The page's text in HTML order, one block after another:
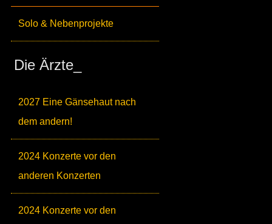
Solo & Nebenprojekte
Die Ärzte_
2027 Eine Gänsehaut nach
dem andern!
2024 Konzerte vor den
anderen Konzerten
2024 Konzerte vor den